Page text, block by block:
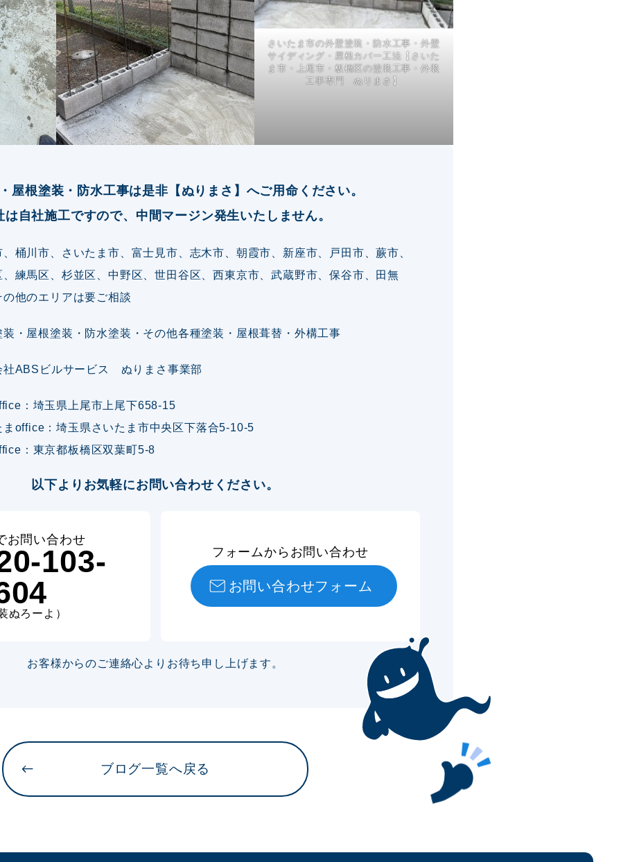
さいたま市の外壁塗装・防水工事・外壁
サイディング・屋根カバー工法【さいた
ま市・上尾市・板橋区の塗装工事・外装
工事専門 ぬりまさ】
屋根塗装・防水工事は是非【ぬりまさ】へご用命ください。
は自社施工ですので、中間マージン発生いたしません。
、桶川市、さいたま市、富士見市、志木市、朝霞市、新座市、戸田市、蕨市、
、練馬区、杉並区、中野区、世田谷区、西東京市、武蔵野市、保谷市、田無
の他のエリアは要ご相談
装・屋根塗装・防水塗装・その他各種塗装・屋根葺替・外構工事
社ABSビルサービス ぬりまさ事業部
：埼玉県上尾市上尾下658-15
まoffice：埼玉県さいたま市中央区下落合5-10-5
：東京都板橋区双葉町5-8
以下よりお気軽にお問い合わせください。
お問い合わせ
103-
ぬろーよ）
フォームからお問い合わせ
お問い合わせフォーム
お客様からのご連絡心より お待ち申し上げます。
ブログ一覧へ戻る